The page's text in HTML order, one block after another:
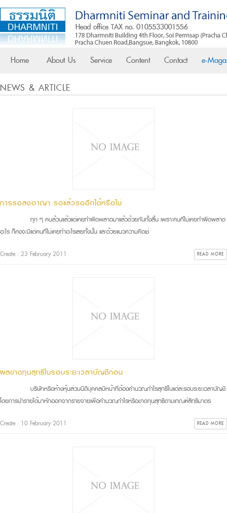
Home About Us Service Content Contact e-
NEWS & ARTICLE
การรอลงอาญา รอแล้วรออีกได้หรือไม่
ทุก ๆ คนล้วนแล้วแต่เคยทำผิดพลาดมาแล้วด้วยกันทั้งสิ้น เพราะคนที่ไม่เคยทำผิดพลาด
อะไร ก็คงจะมีแต่คนที่ไม่เคยทำอะไรเลยทั้งนั้น และด้วยแนวความคิดเช่
Create : 23 February 2011 READ MORE
ผลขาดทุนสุทธิในรอบระยะเวลาบัญชีก่อน
บริษัทหรือห้างหุ้นส่วนนิติบุคคลมีหน้าที่ต้องคำนวณกำไรสุทธิในแต่ละรอบระยะเวลาบัญชี
โดยการนำรายได้มาหักออกจากรายจ่ายเพื่อคำนวณกำไรหรือขาดทุนสุทธิตามเกณฑ์สิทธิมาตร
Create : 10 February 2011 READ MORE